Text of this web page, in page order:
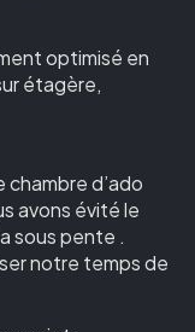
optimisé en
étagère,
chambre d’ado
avons évité le
sous pente .
notre temps de